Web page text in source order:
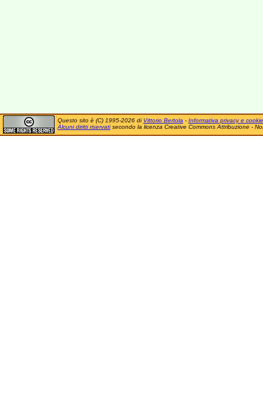
Questo sito è (C) 1995-2026 di Vittorio Bertola - Informativa privacy e cookie
Alcuni diritti riservatisecondo la licenza Creative Commons Attribuzione -